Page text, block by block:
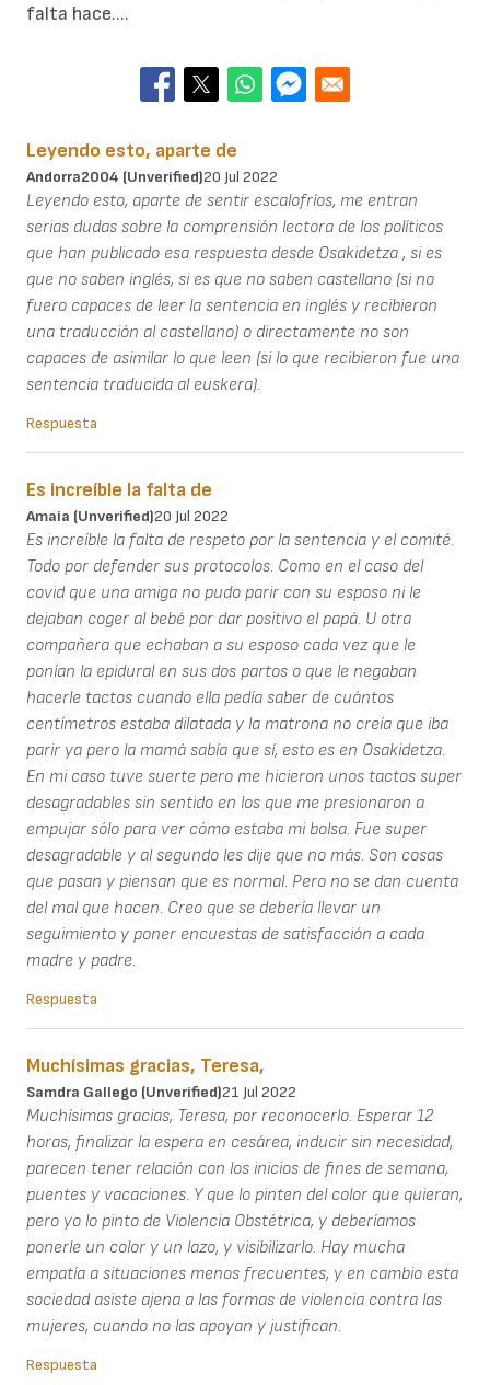
falta hace....
Leyendo esto, aparte de
Andorra2004 (unverified)20 Jul 2022
Leyendo esto, aparte de sentir escalofríos, me entran
serias dudas sobre la comprensión lectora de los políticos
que han publicado esa respuesta desde Osakidetza , si es
que no saben inglés, si es que no saben castellano (si no
fuero capaces de leer la sentencia en inglés y recibieron
una traducción al castellano) o directamente no son
capaces de asimilar lo que leen (si lo que recibieron fue una
sentencia traducida al euskera).
Respuesta
Es increíble la falta de
Amaia (unverified)20 Jul 2022
Es increíble la falta de respeto por la sentencia y el comité.
Todo por defender sus protocolos. Como en el caso del
covid que una amiga no pudo parir con su esposo ni le
dejaban coger al bebé por dar positivo el papá. U otra
compañera que echaban a su esposo cada vez que le
ponían la epidural en sus dos partos o que le negaban
hacerle tactos cuando ella pedía saber de cuántos
centímetros estaba dilatada y la matrona no creía que iba
parir ya pero la mamá sabía que sí, esto es en Osakidetza.
En mi caso tuve suerte pero me hicieron unos tactos super
desagradables sin sentido en los que me presionaron a
empujar sólo para ver cómo estaba mi bolsa. Fue super
desagradable y al segundo les dije que no más. Son cosas
que pasan y piensan que es normal. Pero no se dan cuenta
del mal que hacen. Creo que se debería llevar un
seguimiento y poner encuestas de satisfacción a cada
madre y padre.
Respuesta
Muchísimas gracias, Teresa,
Samdra Gallego (unverified)21 Jul 2022
Muchísimas gracias, Teresa, por reconocerlo. Esperar 12
horas, finalizar la espera en cesárea, inducir sin necesidad,
parecen tener relación con los inicios de fines de semana,
puentes y vacaciones. Y que lo pinten del color que quieran,
pero yo lo pinto de Violencia Obstétrica, y deberíamos
ponerle un color y un lazo, y visibilizarlo. Hay mucha
empatía a situaciones menos frecuentes, y en cambio esta
sociedad asiste ajena a las formas de violencia contra las
mujeres, cuando no las apoyan y justifican.
Respuesta